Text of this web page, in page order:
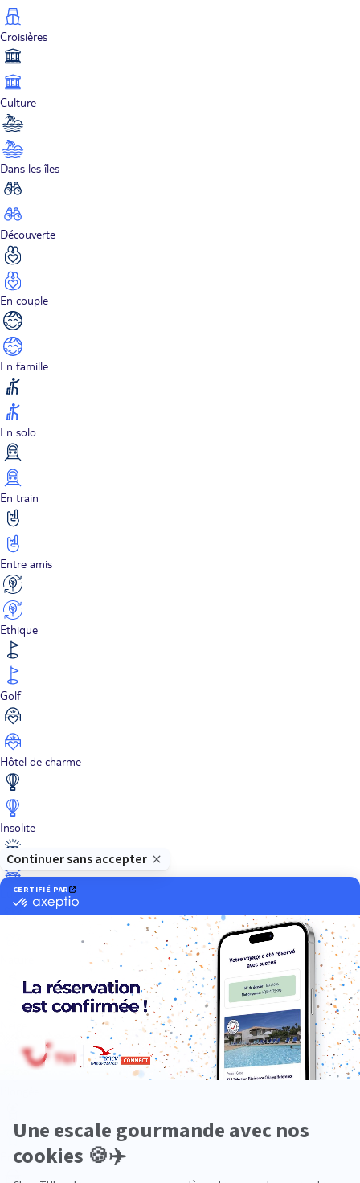
Croisières
Culture
Dans les îles
Découverte
En couple
En famille
En solo
En train
Entre amis
Ethique
Golf
Hôtel de charme
Insolite
Luxe
Premium